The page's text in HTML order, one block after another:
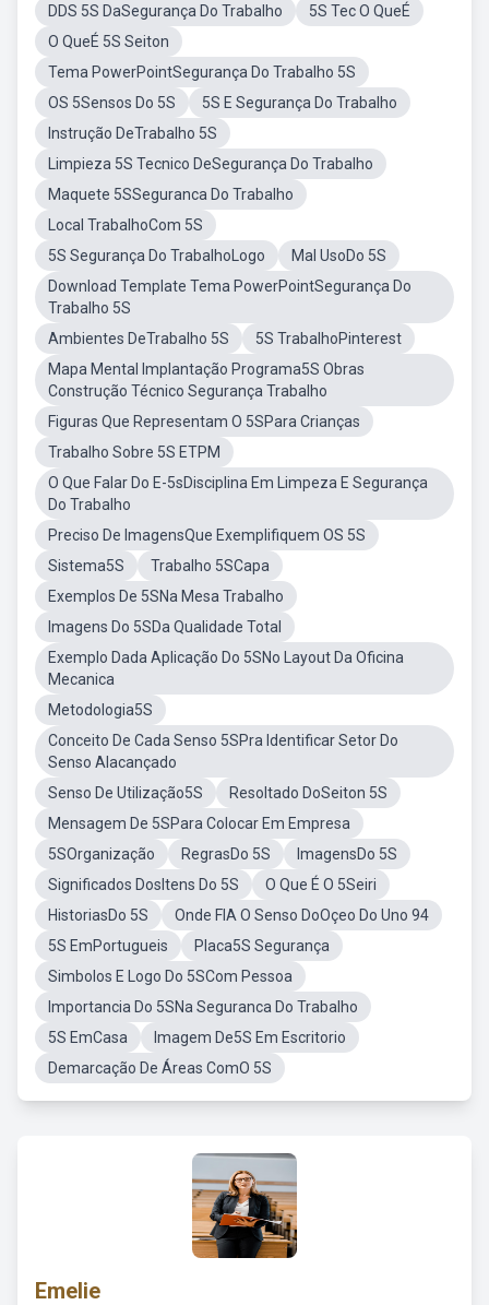
DDS 5S DaSegurança Do Trabalho
5S Tec O QueÉ
O QueÉ 5S Seiton
Tema PowerPointSegurança Do Trabalho 5S
OS 5Sensos Do 5S
5S E Segurança Do Trabalho
Instrução DeTrabalho 5S
Limpieza 5S Tecnico DeSegurança Do Trabalho
Maquete 5SSeguranca Do Trabalho
Local TrabalhoCom 5S
5S Segurança Do TrabalhoLogo
Mal UsoDo 5S
Download Template Tema PowerPointSegurança Do
Trabalho 5S
Ambientes DeTrabalho 5S
5S TrabalhoPinterest
Mapa Mental Implantação Programa5S Obras
Construção Técnico Segurança Trabalho
Figuras Que Representam O 5SPara Crianças
Trabalho Sobre 5S ETPM
O Que Falar Do E-5sDisciplina Em Limpeza E Segurança
Do Trabalho
Preciso De ImagensQue Exemplifiquem OS 5S
Sistema5S
Trabalho 5SCapa
Exemplos De 5SNa Mesa Trabalho
Imagens Do 5SDa Qualidade Total
Exemplo Dada Aplicação Do 5SNo Layout Da Oficina
Mecanica
Metodologia5S
Conceito De Cada Senso 5SPra Identificar Setor Do
Senso Alacançado
Senso De Utilização5S
Resoltado DoSeiton 5S
Mensagem De 5SPara Colocar Em Empresa
5SOrganização
RegrasDo 5S
ImagensDo 5S
Significados DosItens Do 5S
O Que É O 5Seiri
HistoriasDo 5S
Onde FIA O Senso DoOçeo Do Uno 94
5S EmPortugueis
Placa5S Segurança
Simbolos E Logo Do 5SCom Pessoa
Importancia Do 5SNa Seguranca Do Trabalho
5S EmCasa
Imagem De5S Em Escritorio
Demarcação De Áreas ComO 5S
Emelie